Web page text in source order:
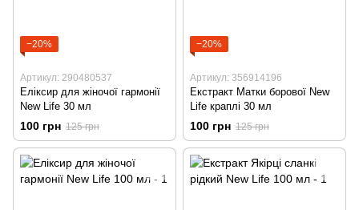
−20%
Артикул: 290480537
Еліксир для жіночої гармонії
New Life 30 мл
100 грн 125 грн
−20%
Артикул: 356914196
Екстракт Матки борової New
Life краплі 30 мл
100 грн 125 грн